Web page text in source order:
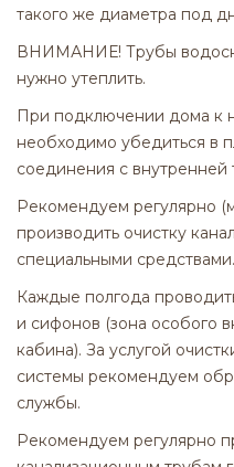
такого же диаметра под
ВНИМАНИЕ! Трубы
нужно утеплить.
При подключении дома к
необходимо убедиться в
соединения с внутренней
Рекомендуем регулярно
производить очистку
специальными средствами.
Каждые полгода
и сифонов (зона особого
кабина). За услугой
системы рекомендуем
службы.
Рекомендуем регулярно